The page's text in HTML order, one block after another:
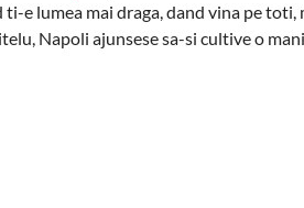
ti-e lumea mai draga, dand vina pe
Napoli ajunsese sa-si cultive o